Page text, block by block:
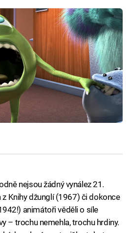
nejsou žádný vynález 21.
Knihy džunglí (1967) či dokonce
animátoři věděli o síle
– trochu nemehla, trochu hrdiny.